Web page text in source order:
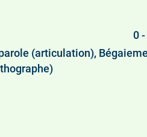
0
(articulation),